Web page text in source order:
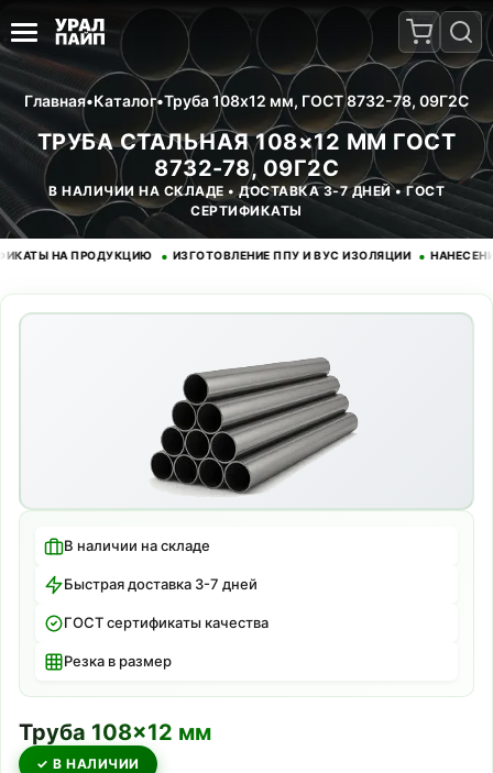
Главная•Каталог•Труба 108x12 мм, ГОСТ 8732-78, 09Г2С
ТРУБА СТАЛЬНАЯ 108×12 ММ ГОСТ
8732-78, 09Г2С
В НАЛИЧИИ НА СКЛАДЕ • ДОСТАВКА 3-7 ДНЕЙ • ГОСТ
СЕРТИФИКАТЫ
НА ПРОДУКЦИЮ • ИЗГОТОВЛЕНИЕ ППУ И ВУС ИЗОЛЯЦИИ • НАНЕСЕНИЕ
В наличии на складе
Быстрая доставка 3-7 дней
ГОСТ сертификаты качества
Резка в размер
Труба 108×12 мм
✓ В НАЛИЧИИ